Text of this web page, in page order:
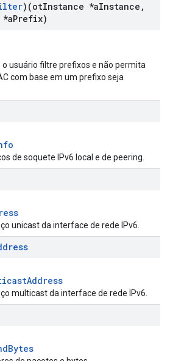
)(otInstance *aInstance ,
Prefix)
usuário filtre prefixos e não permita
com base em um prefixo seja
de soquete IPv6 local e de peering.
unicast da interface de rede IPv6.
multicast da interface de rede IPv6.